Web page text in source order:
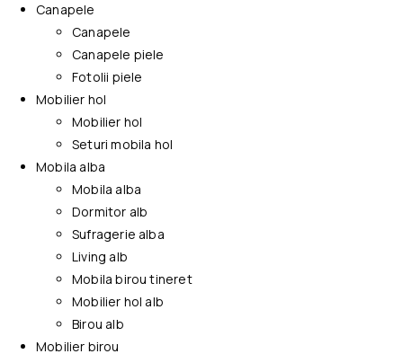
Canapele
Canapele
Canapele piele
Fotolii piele
Mobilier hol
Mobilier hol
Seturi mobila hol
Mobila alba
Mobila alba
Dormitor alb
Sufragerie alba
Living alb
Mobila birou tineret
Mobilier hol alb
Birou alb
Mobilier birou